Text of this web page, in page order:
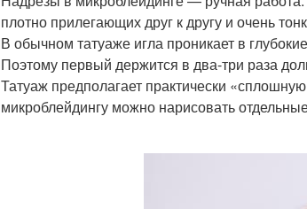
плотно прилегающих друг к другу и очень
В обычном татуаже игла проникает в
Поэтому первый держится в два-три раза
Татуаж предполагает практически
микроблейдингу можно нарисовать